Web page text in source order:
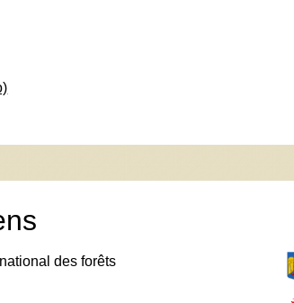
des forêts